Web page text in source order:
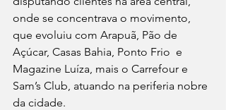
onde se concentrava o movimento,
que evoluiu com Arapuã, Pão de
Açúcar, Casas Bahia, Ponto Frio  e
Magazine Luíza, mais o Carrefour e
Sam’s Club, atuando na periferia nobre
da cidade.